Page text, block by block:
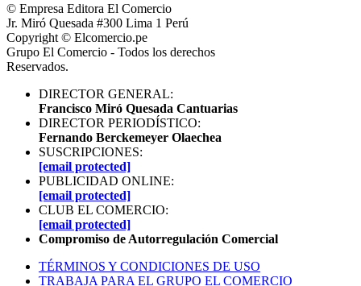
© Empresa Editora El Comercio
Jr. Miró Quesada #300 Lima 1 Perú
Copyright © Elcomercio.pe
Grupo El Comercio - Todos los derechos
Reservados.
DIRECTOR GENERAL:
Francisco Miró Quesada Cantuarias
DIRECTOR PERIODÍSTICO:
Fernando Berckemeyer Olaechea
SUSCRIPCIONES:
[email protected]
PUBLICIDAD ONLINE:
[email protected]
CLUB EL COMERCIO:
[email protected]
Compromiso de Autorregulación Comercial
TÉRMINOS Y CONDICIONES DE USO
TRABAJA PARA EL GRUPO EL COMERCIO